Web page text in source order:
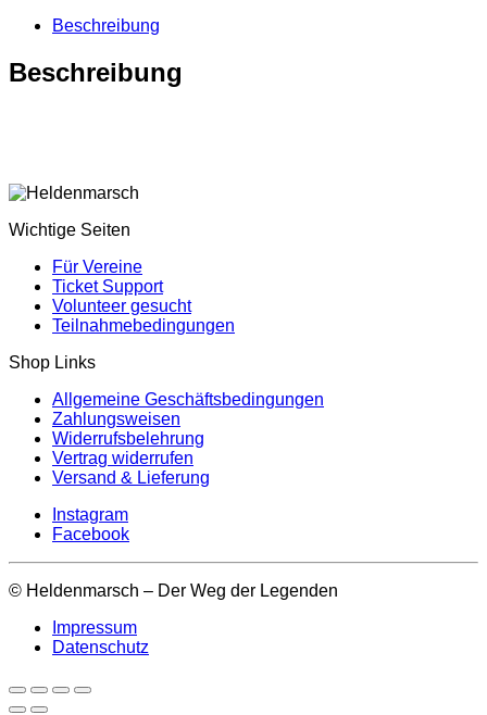
Beschreibung
Beschreibung
Wichtige Seiten
Für Vereine
Ticket Support
Volunteer gesucht
Teilnahmebedingungen
Shop Links
Allgemeine Geschäftsbedingungen
Zahlungsweisen
Widerrufsbelehrung
Vertrag widerrufen
Versand & Lieferung
Instagram
Facebook
© Heldenmarsch – Der Weg der Legenden
Impressum
Datenschutz